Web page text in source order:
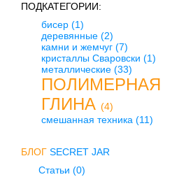
ПОДКАТЕГОРИИ:
бисер (1)
деревянные (2)
камни и жемчуг (7)
кристаллы Сваровски (1)
металлические (33)
ПОЛИМЕРНАЯ
ГЛИНА (4)
смешанная техника (11)
БЛОГ SECRET JAR
Статьи (0)